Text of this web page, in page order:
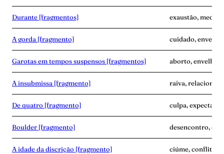
Durante [fragmentos] exaustão, medo,
A gorda [fragmento] cuidado,
Garotas em tempos suspensos [fragmentos] aborto,
A insubmissa [fragmento] raiva,
De quatro [fragmento] culpa,
Boulder [fragmento] desencontro,
A idade da discrição [fragmento] ciúme, conflito,